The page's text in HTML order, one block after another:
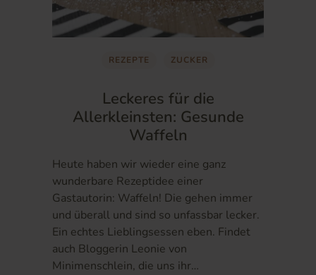
REZEPTE ZUCKER
Leckeres für die
Allerkleinsten: Gesunde
Waffeln
Heute haben wir wieder eine ganz
wunderbare Rezeptidee einer
Gastautorin: Waffeln! Die gehen immer
und überall und sind so unfassbar lecker.
Ein echtes Lieblingsessen eben. Findet
auch Bloggerin Leonie von
Minimenschlein, die uns ihr…